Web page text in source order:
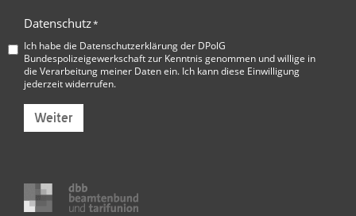
Datenschutz*
Ich habe die Datenschutzerklärung der DPolG
Bundespolizeigewerkschaftzur Kenntnis genommen und willige in
die Verarbeitung meiner Daten ein. Ich kann diese Einwilligung
jederzeit widerrufen.
Weiter